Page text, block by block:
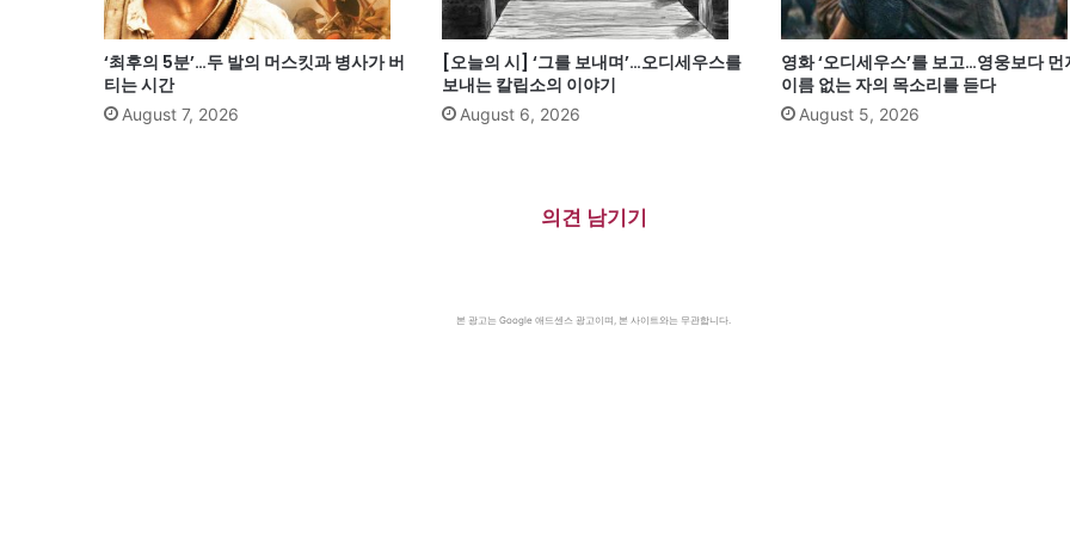
‘최후의 5분’…두 발의 머스킷과 병사가 버
티는 시간
August 7, 2026
[오늘의 시] ‘그를 보내며’…오디세우스를
보내는 칼립소의 이야기
August 6, 2026
영화 ‘오디세우스’를 보고…영웅보다 먼
이름 없는 자의 목소리를 듣다
August 5, 2026
의견 남기기
본 광고는 Google 애드센스 광고이며, 본 사이트와는 무관합니다.